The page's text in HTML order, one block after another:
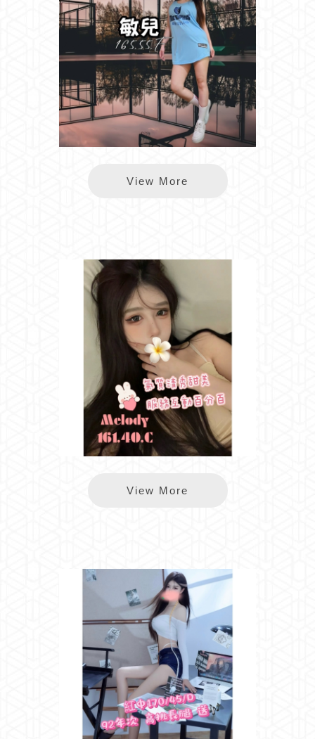
*樂鑽敏兒
View More
樂鑽Melody
View More